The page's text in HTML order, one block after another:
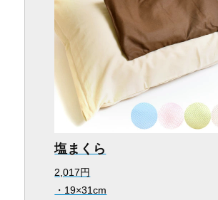
塩まくら
2,017円
・19×31cm